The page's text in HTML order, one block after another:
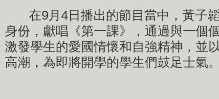
在9月4日播出的節目當中，黃子
身份，獻唱《第一課》，通過與一個
激發學生的愛國情懷和自強精神，並
高潮，為即將開學的學生們鼓足士氣